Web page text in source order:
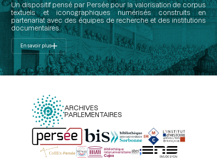
Un dispositif pensé par Persée pour la valorisation de corpus
textuels et iconographiques numérisés construits en
partenariat avec des équipes de recherche et des institutions
documentaires.
En savoir plus
ARCHIVES
PARLEMENTAIRES